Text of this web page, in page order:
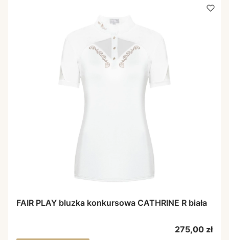
FAIR PLAY bluzka konkursowa CATHRINE R biała
Cena
275,00 zł